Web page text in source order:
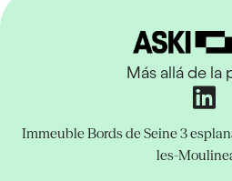
Más allá de la
Immeuble Bords de Seine3
les-